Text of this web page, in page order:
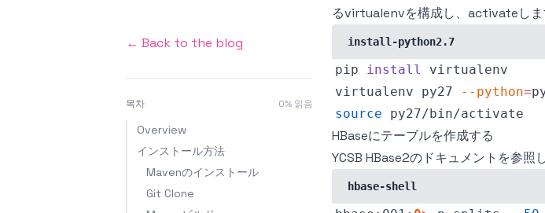
るvirtualenvを構成し、activateしま
install-python2.7
pip install
virtualenv py27
--python=
source
HBaseにテーブルを作成する
YCSB HBase2のドキュメントを参照
hbase-shell
← Back to the blog
목차 0% 읽음
Overview
インストール方法
Mavenのインストール
Git Clone